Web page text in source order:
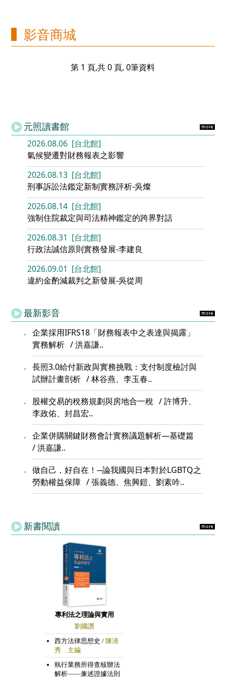
影音商城
第 1 頁,共 0 頁, 0筆資料
元照讀書館
2026.08.06 [台北館]
氣候變遷對財務報表之影響
2026.08.13 [台北館]
刑事訴訟法鑑定新制實務評析-吳燦
2026.08.14 [台北館]
強制住院裁定與司法精神鑑定的跨界對話
2026.08.31 [台北館]
行政法誠信原則實務發展-李建良
2026.09.01 [台北館]
違約金酌減裁判之新發展-吳從周
最新影音
企業採用IFRS18「財務報表中之表達與揭露」
實務解析
洪嘉謙..
長照3.0給付新政與實務挑戰：支付制度檢討與
試辦計畫剖析
林谷燕、李玉春..
股權交易的稅務規劃與房地合一稅
許博升、
李政佑、封昌宏..
企業併購關鍵財務會計實務議題解析—基礎篇
洪嘉謙..
做自己，好自在！─論我國與日本對於LGBTQ之
勞動權益保障
張義德、焦興鎧、劉素吟..
新書閱讀